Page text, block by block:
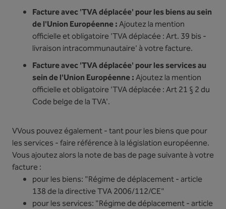
Facture avec 'TVA déplacée' pour les biens au sein
de l'Union Européenne :Ajoutez la mention
officielle et obligatoire 'TVA déplacée : Art. 39 bis -
livraison intracommunautaire' à votre facture.
Facture avec 'TVA déplacée' pour les services au
sein de l'Union Européenne :Ajoutez la mention
officielle et obligatoire 'TVA déplacée : Art 21 § 2 du
Code belge de la TVA'.
VVous pouvez également - tant pour les biens que pour
les services - faire référence à la législation européenne.
Vous ajoutez alors la note de bas de page suivante à votre
facture :
pour les biens: "Régime de déplacement - article
138 de la directive TVA 2006/112/CE"
pour les services: "Régime de déplacement - article